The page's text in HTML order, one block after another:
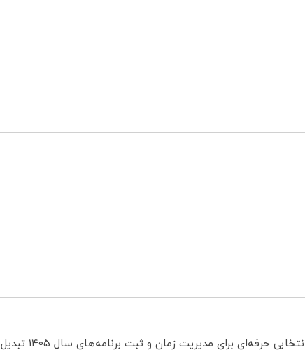
برای مدیریت زمان و ثبت برنامه‌های سال 1405 تبدیل کرده است.